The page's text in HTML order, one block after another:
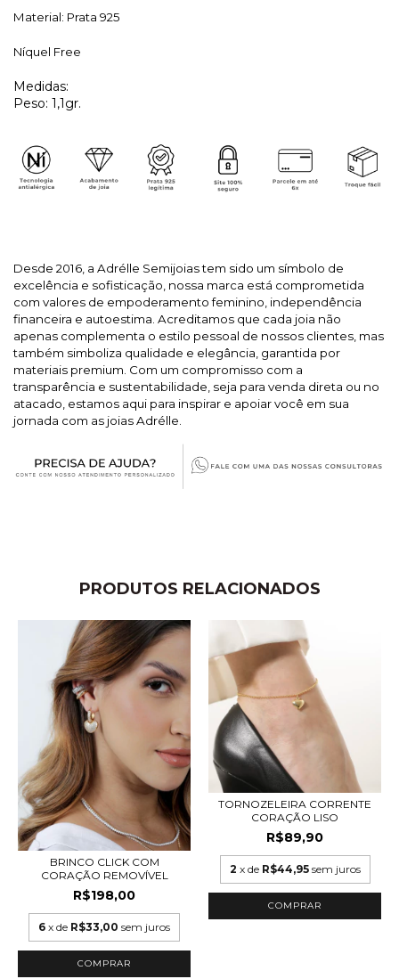
Material: Prata 925
Níquel Free
Medidas:
Peso: 1,1gr.
Desde 2016, a Adrélle Semijoias tem sido um símbolo de
excelência e sofisticação, nossa marca está comprometida
com valores de empoderamento feminino, independência
financeira e autoestima. Acreditamos que cada joia não
apenas complementa o estilo pessoal de nossos clientes, mas
também simboliza qualidade e elegância, garantida por
materiais premium. Com um compromisso com a
transparência e sustentabilidade, seja para venda direta ou no
atacado, estamos aqui para inspirar e apoiar você em sua
jornada com as joias Adrélle.
PRODUTOS RELACIONADOS
BRINCO CLICK COM
CORAÇÃO REMOVÍVEL
R$198,00
6 x de R$33,00 sem juros
COMPRAR
TORNOZELEIRA CORRENTE
CORAÇÃO LISO
R$89,90
2 x de R$44,95 sem juros
COMPRAR